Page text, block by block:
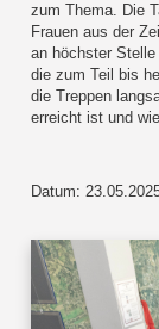
zum Thema. Die
Frauen aus der
an höchster
die zum Teil bis
die Treppen
erreicht ist und
Datum: